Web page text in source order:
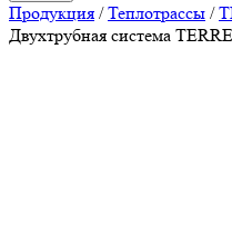
Продукция /Теплотрассы /
Двухтрубная система